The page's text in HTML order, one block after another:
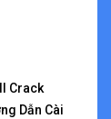
Crack
Dẫn Cài